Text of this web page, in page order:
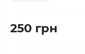
250 грн